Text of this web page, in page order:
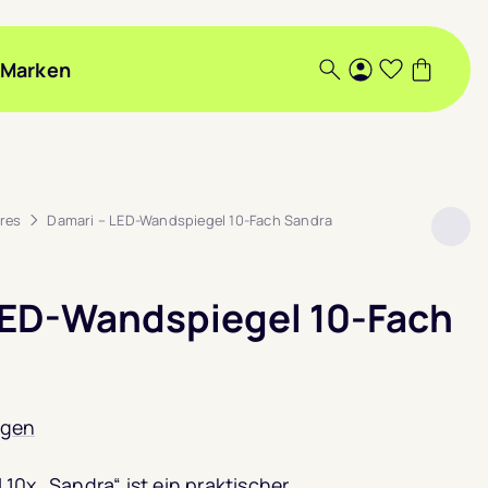
Marken Suche
Login
Damari – LED-Wandspiegel 10-Fach Sandra
Wandspiegel 10-Fach